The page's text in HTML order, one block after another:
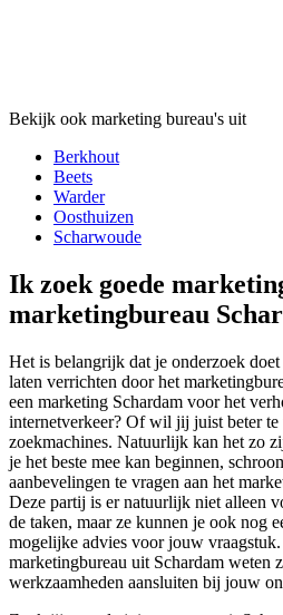
Bekijk ook marketing bureau's uit
Berkhout
Beets
Warder
Oosthuizen
Scharwoude
Ik zoek goede
marketingbureau
Het is belangrijk dat je onderzoek
laten verrichten door het
een marketing Schardam voor het
internetverkeer? Of wil jij juist beter
zoekmachines. Natuurlijk kan het zo
je het beste mee kan beginnen,
aanbevelingen te vragen aan het
Deze partij is er natuurlijk niet alleen
de taken, maar ze kunnen je ook nog
mogelijke advies voor jouw
marketingbureau uit Schardam weten
werkzaamheden aansluiten bij jouw